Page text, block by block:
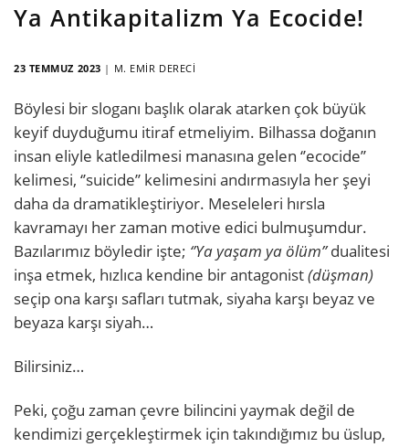
Ya Antikapitalizm Ya Ecocide!
23 TEMMUZ 2023 | M. EMIR DERECI
Böylesi bir sloganı başlık olarak atarken çok büyük
keyif duyduğumu itiraf etmeliyim. Bilhassa doğanın
insan eliyle katledilmesi manasına gelen ‘’ecocide’’
kelimesi, ‘’suicide’’ kelimesini andırmasıyla her şeyi
daha da dramatikleştiriyor. Meseleleri hırsla
kavramayı her zaman motive edici bulmuşumdur.
Bazılarımız böyledir işte; ‘’Ya yaşam ya ölüm’’dualitesi
inşa etmek, hızlıca kendine bir antagonist(düşman)
seçip ona karşı safları tutmak, siyaha karşı beyaz ve
beyaza karşı siyah…
Bilirsiniz…
Peki, çoğu zaman çevre bilincini yaymak değil de
kendimizi gerçekleştirmek için takındığımız bu üslup,